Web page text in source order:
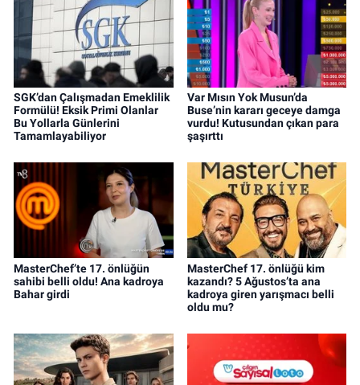
SGK’dan Çalışmadan Emeklilik
Formülü! Eksik Primi Olanlar
Bu Yollarla Günlerini
Tamamlayabiliyor
Var Mısın Yok Musun’da
Buse’nin kararı geceye damga
vurdu! Kutusundan çıkan para
şaşırttı
MasterChef’te 17. önlüğün
sahibi belli oldu! Ana kadroya
Bahar girdi
MasterChef 17. önlüğü kim
kazandı? 5 Ağustos’ta ana
kadroya giren yarışmacı belli
oldu mu?